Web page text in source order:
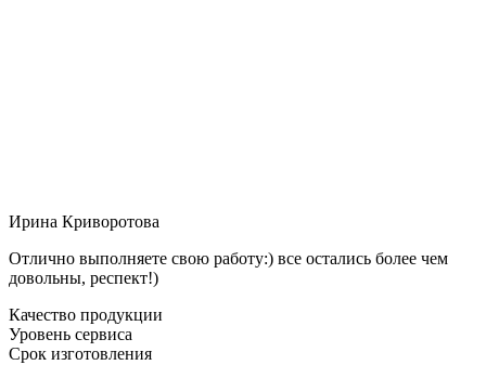
Ирина Криворотова
Отлично выполняете свою работу:) все остались более чем
довольны, респект!)
Качество продукции
Уровень сервиса
Срок изготовления